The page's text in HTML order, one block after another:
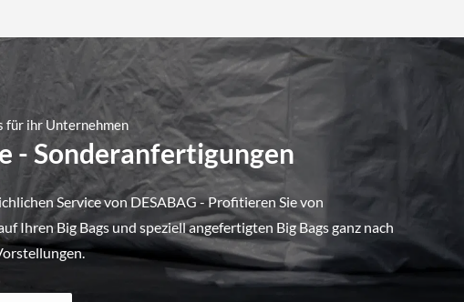
für ihr Unternehmen
- Sonderanfertigungen
Service von DESABAG - Profitieren Sie von
Ihren Big Bags und speziell angefertigten Big Bags ganz nach